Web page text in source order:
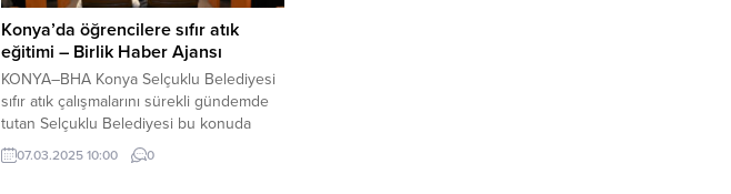
Konya’da öğrencilere sıfır atık
eğitimi – Birlik Haber Ajansı
KONYA–BHA Konya Selçuklu Belediyesi
sıfır atık çalışmalarını sürekli gündemde
tutan Selçuklu Belediyesi bu konuda
önemli bir etkiye sahip olan öğrencilere
sıfır atık eğitimi vermeye devam ediyor.
07.03.2025 10:00 0